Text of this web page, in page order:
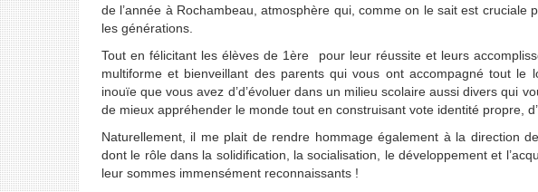
de l’année à Rochambeau, atmosphère qui, comme on le sait est
les générations.
Tout en félicitant les élèves de 1ère pour leur réussite et leurs
multiforme et bienveillant des parents qui vous ont accompagné tout
inouïe que vous avez d’d’évoluer dans un milieu scolaire aussi divers qui
de mieux appréhender le monde tout en construisant vote identité propre,
Naturellement, il me plait de rendre hommage également à la direction
dont le rôle dans la solidification, la socialisation, le développement et
leur sommes immensément reconnaissants !